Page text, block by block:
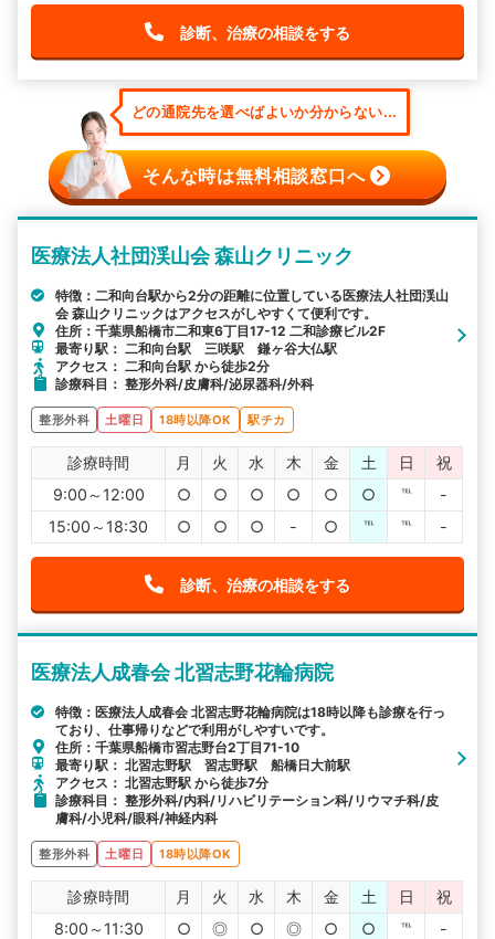
診断、治療の相談をする
どの通院先を選べばよいか分からない...
そんな時は無料相談窓口へ
医療法人社団渓山会 森山クリニック
特徴：二和向台駅から2分の距離に位置している医療法人社団渓山
会 森山クリニックはアクセスがしやすくて便利です。
住所：千葉県船橋市二和東6丁目17-12 二和診療ビル2F
最寄り駅： 二和向台駅 三咲駅 鎌ヶ谷大仏駅
アクセス： 二和向台駅 から徒歩2分
診療科目： 整形外科/皮膚科/泌尿器科/外科
整形外科 土曜日 18時以降OK 駅チカ
診療時間 月 火 水 木 金 土 日
祝
9:00～12:00
○ ○ ○ ○ ○ ○ ℡
-
15:00～18:30
○ ○ ○ - ○ ℡ ℡ -
診断、治療の相談をする
医療法人成春会 北習志野花輪病院
特徴：医療法人成春会 北習志野花輪病院は18時以降も診療を行っ
ており、仕事帰りなどで利用がしやすいです。
住所：千葉県船橋市習志野台2丁目71-10
最寄り駅： 北習志野駅 習志野駅 船橋日大前駅
アクセス： 北習志野駅 から徒歩7分
診療科目： 整形外科/内科/リハビリテーション科/リウマチ科/皮
膚科/小児科/眼科/神経内科
整形外科 土曜日 18時以降OK
診療時間 月 火 水 木 金 土 日
祝
8:00～11:30
○ ◎ ○ ◎ ○ ○ ℡
-